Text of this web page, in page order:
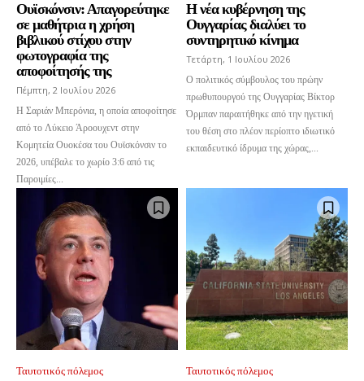
Ουϊσκόνσιν: Απαγορεύτηκε
σε μαθήτρια η χρήση
βιβλικού στίχου στην
φωτογραφία της
αποφοίτησής της
Πέμπτη, 2 Ιουλίου 2026
Η Σαριάν Μπερόνια, η οποία αποφοίτησε
από το Λύκειο Άροουχεντ στην
Κομητεία Ουοκέσα του Ουϊσκόνσιν το
2026, υπέβαλε το χωρίο 3:6 από τις
Παροιμίες...
Η νέα κυβέρνηση της
Ουγγαρίας διαλύει το
συντηρητικό κίνημα
Τετάρτη, 1 Ιουλίου 2026
Ο πολιτικός σύμβουλος του πρώην
πρωθυπουργού της Ουγγαρίας Βίκτορ
Όρμπαν παραιτήθηκε από την ηγετική
του θέση στο πλέον περίοπτο ιδιωτικό
εκπαιδευτικό ίδρυμα της χώρας,...
Ταυτοτικός πόλεμος Ταυτοτικός πόλεμος